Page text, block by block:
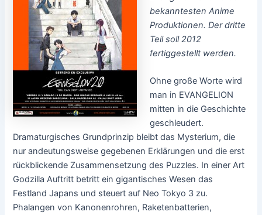
bekanntesten Anime
Produktionen. Der dritte
Teil soll 2012
fertiggestellt werden.
Ohne große Worte wird
man in EVANGELION
mitten in die Geschichte
geschleudert.
Dramaturgisches Grundprinzip bleibt das Mysterium, die
nur andeutungsweise gegebenen Erklärungen und die erst
rückblickende Zusammensetzung des Puzzles. In einer Art
Godzilla Auftritt betritt ein gigantisches Wesen das
Festland Japans und steuert auf Neo Tokyo 3 zu.
Phalangen von Kanonenrohren, Raketenbatterien,